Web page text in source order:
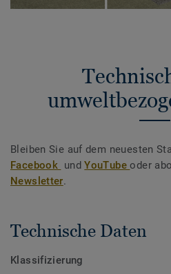
Bleiben Sie auf dem neuesten
Facebook undYouTubeoder
Newsletter.
Technische Daten
Klassifizierung